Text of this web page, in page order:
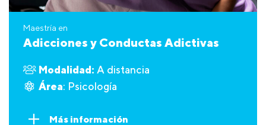
Maestría en
Adicciones y Conductas Adictivas
Modalidad: A distancia
Área: Psicología
Más información